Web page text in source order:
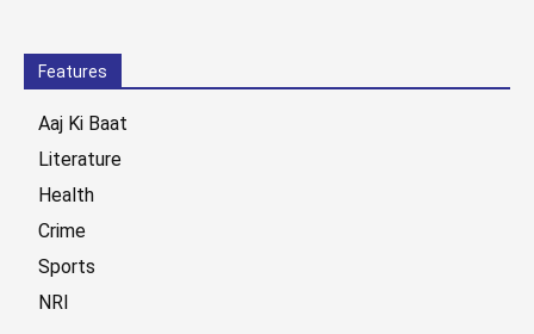
Features
Aaj Ki Baat
Literature
Health
Crime
Sports
NRI